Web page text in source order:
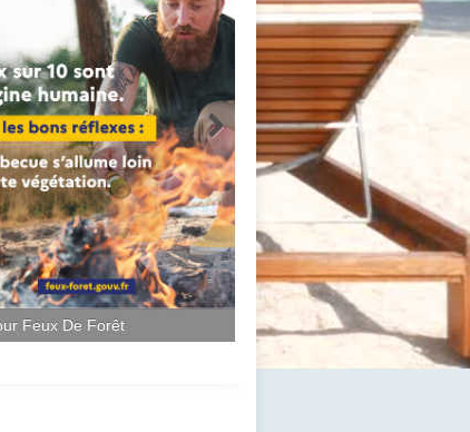
Feux De Forêt